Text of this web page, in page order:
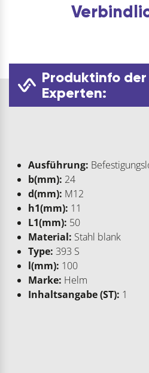
Produktinfo
Experten:
Ausführung:
b(mm): 24
d(mm): M12
h1(mm): 11
L1(mm): 50
Material: Stahl blank
Type: 393 S
l(mm): 100
Marke: Helm
Inhaltsangabe (ST): 1